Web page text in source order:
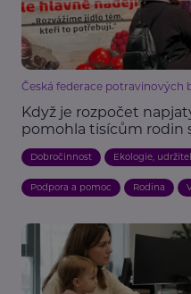
Česká federace potravinových
Když je rozpočet
pomohla tisícům rodin
Dobročinnost Ekologie,
Podpora a pomoc Rodina